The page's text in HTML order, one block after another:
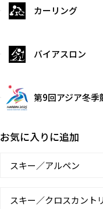
カーリング
バイアスロン
第9回アジア冬季
お気に入りに追加
スキー／アルペン
スキー／クロスカント